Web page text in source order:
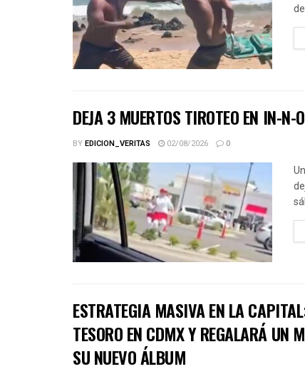
DEJA 3 MUERTOS TIROTEO EN IN-
BYEDICION_VERITAS 02/08/2026 0
ESTRATEGIA MASIVA EN LA
TESORO EN CDMX Y REGALARÁ UN
SU NUEVO ÁLBUM